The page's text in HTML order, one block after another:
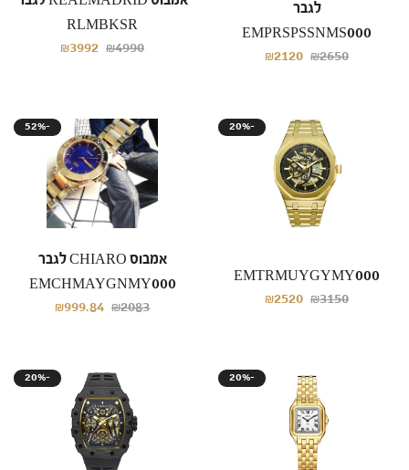
RLMBKSR
₪3992 ₪4990
לגבר
EMPRSPSSNMS000
₪2120 ₪2650
52%-
אמבוס CHIARO לגבר
EMCHMAYGNMY000
₪999.84 ₪2083
20%-
EMTRMUYGYMY000
₪2520 ₪3150
20%- 20%-